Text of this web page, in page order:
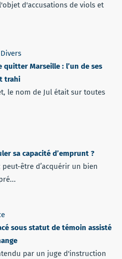
d'accusations de viols et
quitter Marseille : l’un de ses
trahi
le nom de Jul était sur toutes
sa capacité d’emprunt ?
peut-être d’acquérir un bien
sous statut de témoin assisté
par un juge d'instruction